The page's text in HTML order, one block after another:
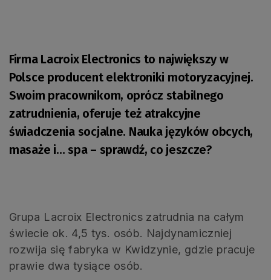
Firma Lacroix Electronics to największy w
Polsce producent elektroniki motoryzacyjnej.
Swoim pracownikom, oprócz stabilnego
zatrudnienia, oferuje też atrakcyjne
świadczenia socjalne. Nauka języków obcych,
masaże i… spa – sprawdź, co jeszcze?
Grupa Lacroix Electronics zatrudnia na całym
świecie ok. 4,5 tys. osób. Najdynamiczniej
rozwija się fabryka w Kwidzynie, gdzie pracuje
prawie dwa tysiące osób.